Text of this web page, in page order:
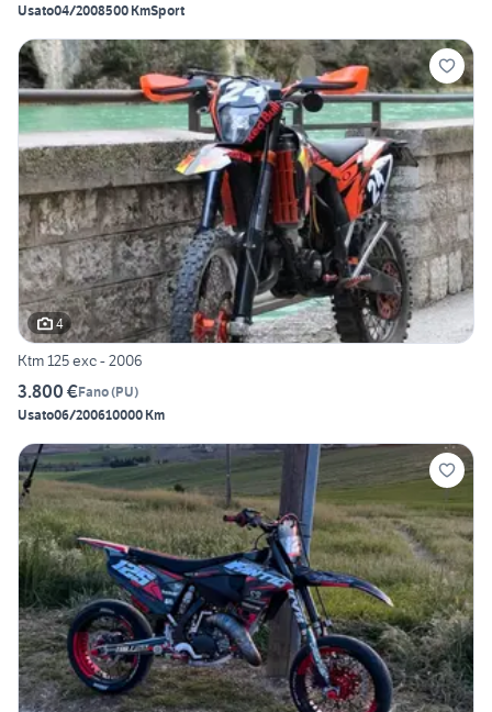
Usato04/2008500 KmSport
4
Ktm 125 exc - 2006
3.800 €Fano(PU)
Usato06/200610000 Km